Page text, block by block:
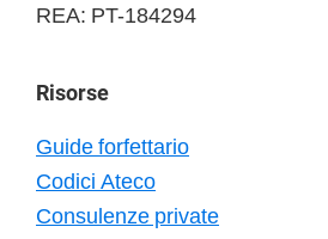
REA: PT-184294
Risorse
Guide forfettario
Codici Ateco
Consulenze private